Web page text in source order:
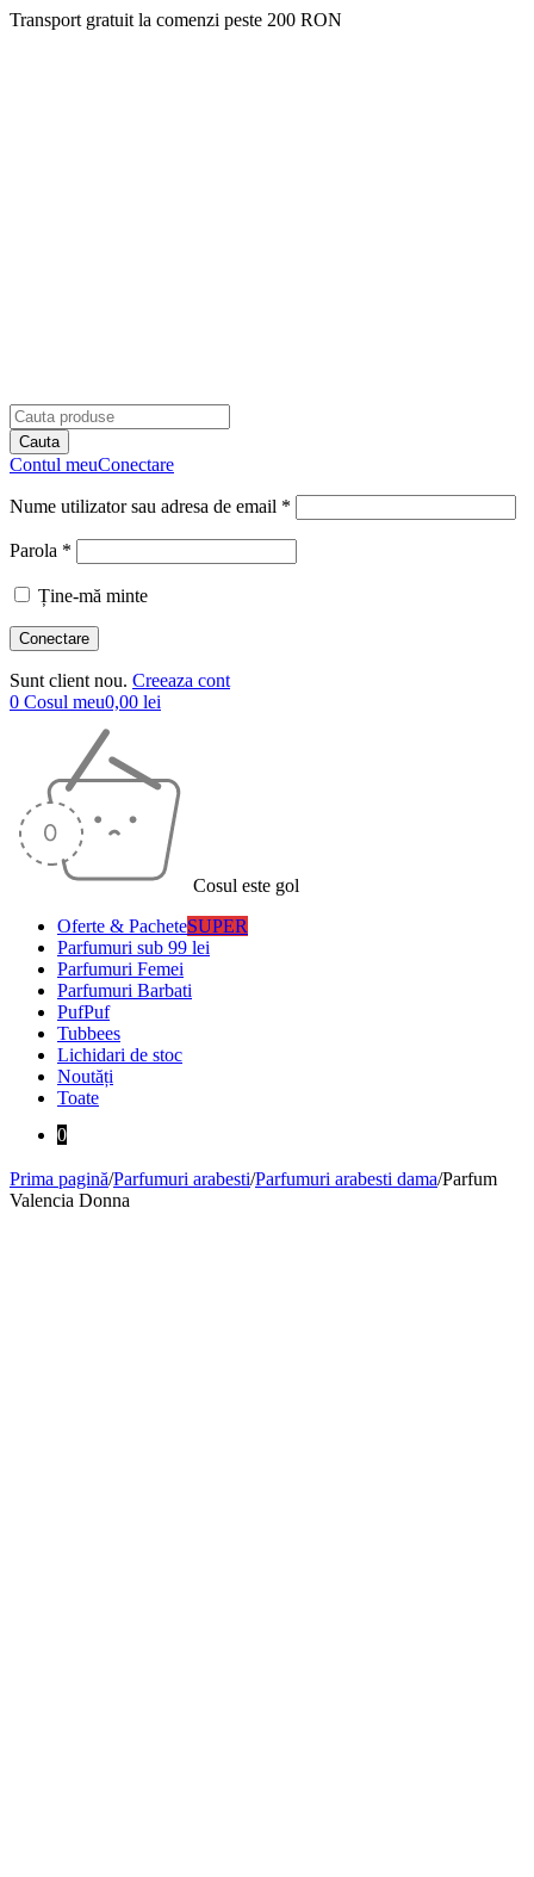
Transport gratuit la comenzi peste 200 RON
Contul meuConectare
Nume utilizator sau adresa de email *
Parola *
Ține-mă minte
Sunt client nou. Creeaza cont
0 Cosul meu0,00 lei
Cosul este gol
Oferte & PacheteSUPER
Parfumuri sub 99 lei
Parfumuri Femei
Parfumuri Barbati
PufPuf
Tubbees
Lichidari de stoc
Noutăți
Toate
0
Prima pagină/Parfumuri arabesti/Parfumuri arabesti dama/Parfum
Valencia Donna